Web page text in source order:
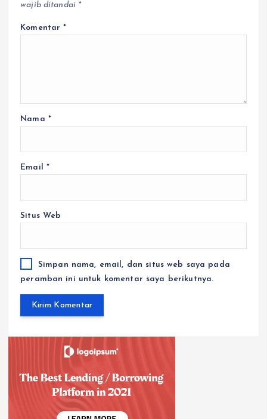
wajib ditandai *
Komentar*
Nama *
Email *
Situs Web
Simpan nama, email, dan situs web saya pada
peramban ini untuk komentar saya berikutnya.